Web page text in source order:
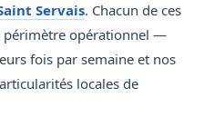
Servais. Chacun de ces
opérationnel —
fois par semaine et nos
locales de